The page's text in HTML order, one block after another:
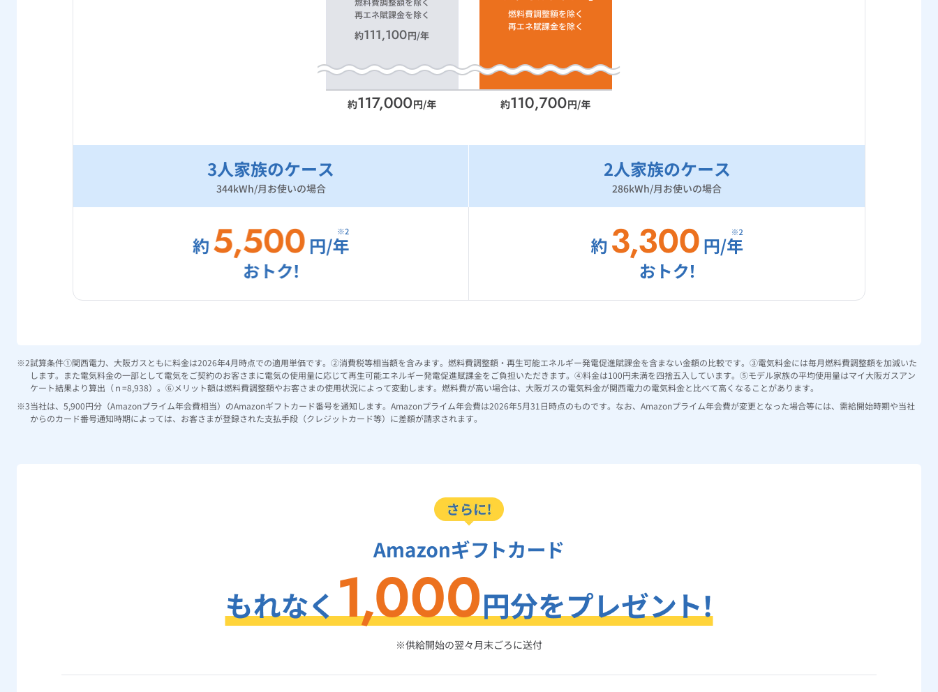
3人家族のケース
344kWh/月お使いの場合
2人家族のケース
286kWh/月お使いの場合
試算条件①関西電力、大阪ガスともに料金は2026年4月時点での適用単価です。②消費税等相当額を含みます。燃料費調整額・再生可能エネルギー発電促進賦課金を含まない金額の比較です。③電気料金には毎月燃料費調整額を加減いた
します。また電気料金の一部として電気をご契約のお客さまに電気の使用量に応じて再生可能エネルギー発電促進賦課金をご負担いただきます。④料金は100円未満を四捨五入しています。⑤モデル家族の平均使用量はマイ大阪ガスアン
ケート結果より算出（ｎ=8,938）。⑥メリット額は燃料費調整額やお客さまの使用状況によって変動します。燃料費が高い場合は、大阪ガスの電気料金が関西電力の電気料金と比べて高くなることがあります。
当社は、5,900円分（Amazonプライム年会費相当）のAmazonギフトカード番号を通知します。Amazonプライム年会費は2026年5月31日時点のものです。なお、Amazonプライム年会費が変更となった場合等には、需給開始時期や当社
からのカード番号通知時期によっては、お客さまが登録された支払手段（クレジットカード等）に差額が請求されます。
※供給開始の翌々月末ごろに送付